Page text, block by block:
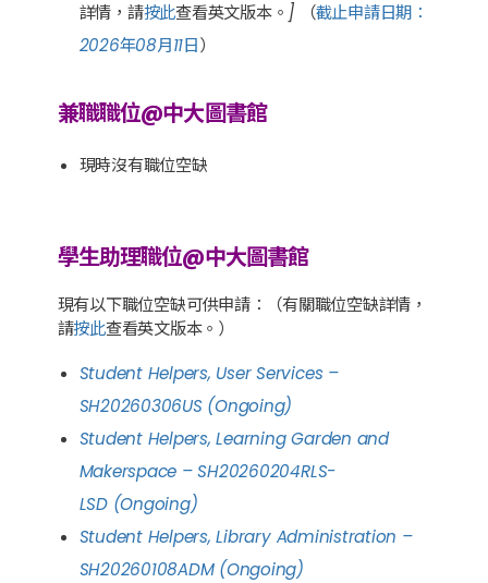
詳情，請按此查看英文版本。] （截止申請日期：
2026年08月11日）
兼職職位@中大圖書館
現時沒有職位空缺
學生助理職位@中大圖書館
現有以下職位空缺可供申請：（有關職位空缺詳情，
請按此查看英文版本。）
Student Helpers, User Services –
SH20260306US(Ongoing)
Student Helpers,Learning Garden and
Makerspace –SH20260204RLS-
LSD(Ongoing)
Student Helpers,Library Administration –
SH20260108ADM(Ongoing)